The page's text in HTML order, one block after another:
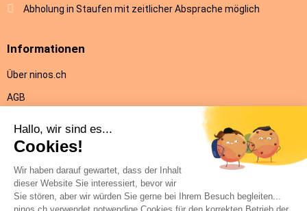
Abholung in Staufen mit zeitlicher Absprache möglich
Informationen
Über ninos.ch
AGB
Rückgabe
Datenschutz
Impressum